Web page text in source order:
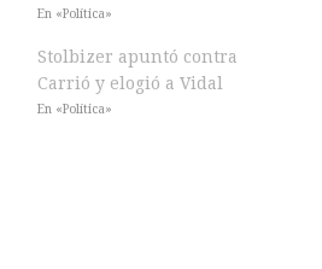
En «Política»
Stolbizer apuntó contra
Carrió y elogió a Vidal
En «Política»